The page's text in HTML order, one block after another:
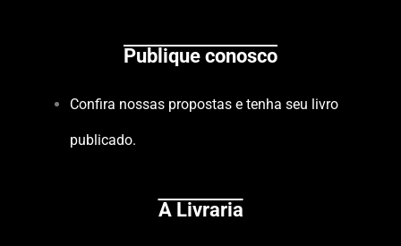
Publique conosco
Confira nossas propostas e tenha seu livro
publicado.
A Livraria